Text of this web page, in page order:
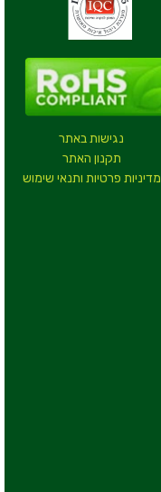
נגישות באתר
תקנון האתר
מדיניות פרטיות ותנאי שימוש